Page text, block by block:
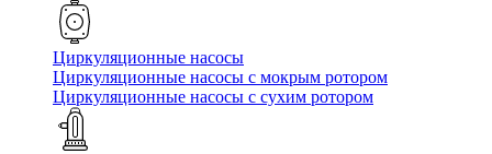
Циркуляционные насосы
Циркуляционные насосы с мокрым ротором
Циркуляционные насосы с сухим ротором